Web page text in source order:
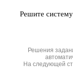
Ре­ши­те
Решения
На следующей